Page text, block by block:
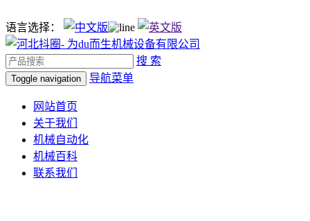
语言选择：
搜 索
Toggle navigation 导航菜单
网站首页
关于我们
机械自动化
机械百科
联系我们